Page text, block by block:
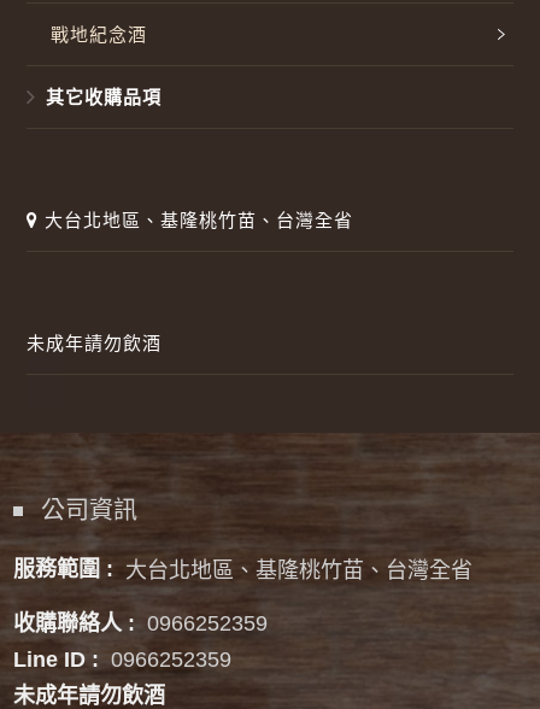
戰地紀念酒
其它收購品項
大台北地區、基隆桃竹苗、台灣全省
未成年請勿飲酒
公司資訊
服務範圍 : 大台北地區、基隆桃竹苗、台灣全省
收購聯絡人 : 0966252359
Line ID : 0966252359
未成年請勿飲酒